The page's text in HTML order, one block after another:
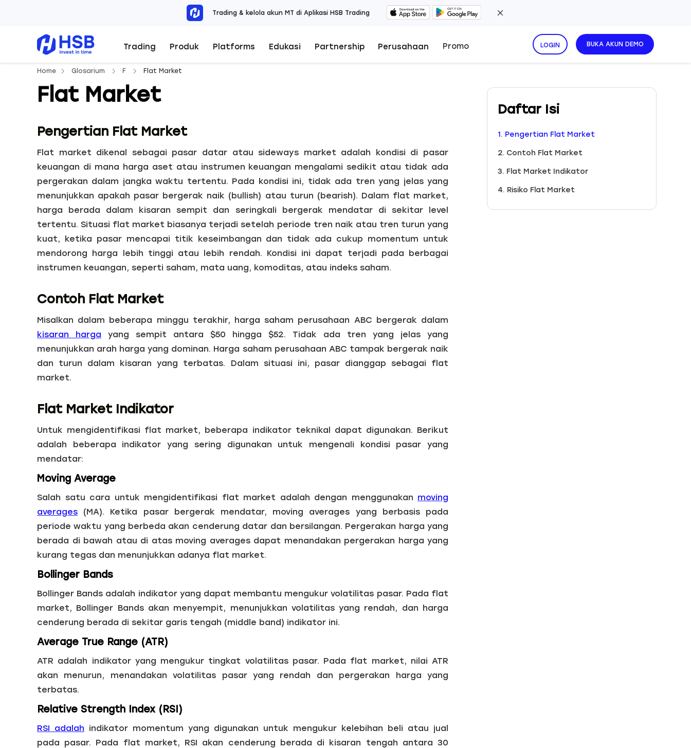
Trading & kelola akun MT di Aplikasi HSB Trading
Trading Produk Platforms Edukasi Partnership Perusahaan Promo LOGIN BUKA AKUN DEMO
Home Glosarium F Flat Market
Flat Market
Pengertian Flat Market
Flat market dikenal sebagai pasar datar atau sideways market adalah kondisi di pasar
keuangan di mana harga aset atau instrumen keuangan mengalami sedikit atau tidak ada
pergerakan dalam jangka waktu tertentu. Pada kondisi ini, tidak ada tren yang jelas yang
menunjukkan apakah pasar bergerak naik (bullish) atau turun (bearish). Dalam flat market,
harga berada dalam kisaran sempit dan seringkali bergerak mendatar di sekitar level
tertentu. Situasi flat market biasanya terjadi setelah periode tren naik atau tren turun yang
kuat, ketika pasar mencapai titik keseimbangan dan tidak ada cukup momentum untuk
mendorong harga lebih tinggi atau lebih rendah. Kondisi ini dapat terjadi pada berbagai
instrumen keuangan, seperti saham, mata uang, komoditas, atau indeks saham.
Contoh Flat Market
Misalkan dalam beberapa minggu terakhir, harga saham perusahaan ABC bergerak dalam
kisaran harga yang sempit antara $50 hingga $52. Tidak ada tren yang jelas yang
menunjukkan arah harga yang dominan. Harga saham perusahaan ABC tampak bergerak naik
dan turun dalam kisaran yang terbatas. Dalam situasi ini, pasar dianggap sebagai flat
market.
Flat Market Indikator
Untuk mengidentifikasi flat market, beberapa indikator teknikal dapat digunakan. Berikut
adalah beberapa indikator yang sering digunakan untuk mengenali kondisi pasar yang
mendatar:
Moving Average
Salah satu cara untuk mengidentifikasi flat market adalah dengan menggunakan moving
averages (MA). Ketika pasar bergerak mendatar, moving averages yang berbasis pada
periode waktu yang berbeda akan cenderung datar dan bersilangan. Pergerakan harga yang
berada di bawah atau di atas moving averages dapat menandakan pergerakan harga yang
kurang tegas dan menunjukkan adanya flat market.
Bollinger Bands
Bollinger Bands adalah indikator yang dapat membantu mengukur volatilitas pasar. Pada flat
market, Bollinger Bands akan menyempit, menunjukkan volatilitas yang rendah, dan harga
cenderung berada di sekitar garis tengah (middle band) indikator ini.
Average True Range (ATR)
ATR adalah indikator yang mengukur tingkat volatilitas pasar. Pada flat market, nilai ATR
akan menurun, menandakan volatilitas pasar yang rendah dan pergerakan harga yang
terbatas.
Relative Strength Index (RSI)
RSI adalah indikator momentum yang digunakan untuk mengukur kelebihan beli atau jual
pada pasar. Pada flat market, RSI akan cenderung berada di kisaran tengah antara 30
Daftar Isi
1. Pengertian Flat Market
2. Contoh Flat Market
3. Flat Market Indikator
4. Risiko Flat Market